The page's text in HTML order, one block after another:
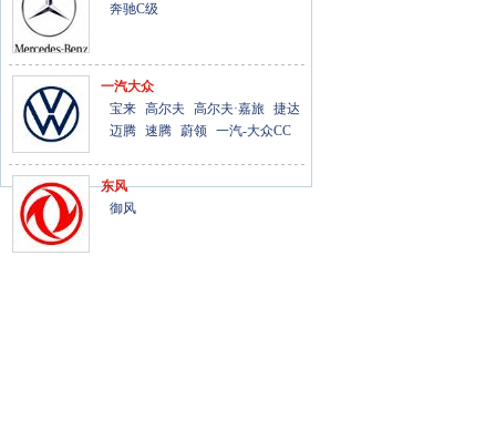
奔驰C级
一汽大众
宝来 高尔夫 高尔夫·嘉旅
捷达
迈腾 速腾 蔚领 一汽-大众CC
东风
御风